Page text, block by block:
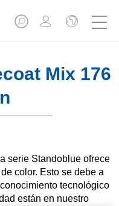
Mix 176
serie Standoblue ofrece
color. Esto se debe a
tecnológico
están en nuestro